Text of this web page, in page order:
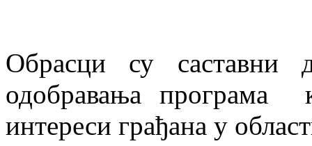
Обрасци су
одобравања програма
интереси грађана у